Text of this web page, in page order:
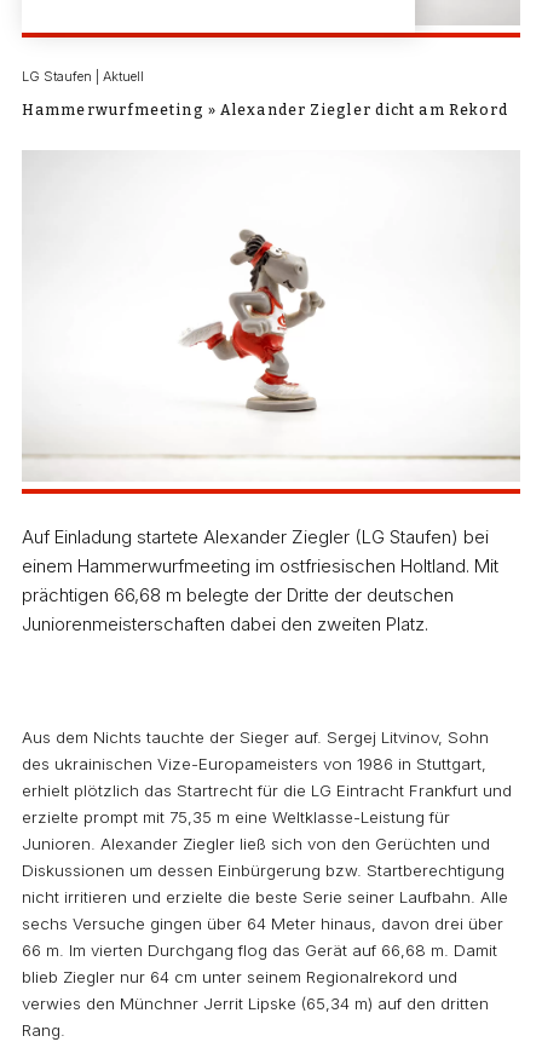
LG Staufen | Aktuell
Hammerwurfmeeting » Alexander Ziegler dicht am Rekord
Auf Einladung startete Alexander Ziegler (LG Staufen) bei
einem Hammerwurfmeeting im ostfriesischen Holtland. Mit
prächtigen 66,68 m belegte der Dritte der deutschen
Juniorenmeisterschaften dabei den zweiten Platz.
Aus dem Nichts tauchte der Sieger auf. Sergej Litvinov, Sohn
des ukrainischen Vize-Europameisters von 1986 in Stuttgart,
erhielt plötzlich das Startrecht für die LG Eintracht Frankfurt und
erzielte prompt mit 75,35 m eine Weltklasse-Leistung für
Junioren. Alexander Ziegler ließ sich von den Gerüchten und
Diskussionen um dessen Einbürgerung bzw. Startberechtigung
nicht irritieren und erzielte die beste Serie seiner Laufbahn. Alle
sechs Versuche gingen über 64 Meter hinaus, davon drei über
66 m. Im vierten Durchgang flog das Gerät auf 66,68 m. Damit
blieb Ziegler nur 64 cm unter seinem Regionalrekord und
verwies den Münchner Jerrit Lipske (65,34 m) auf den dritten
Rang.